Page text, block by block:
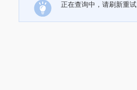
正在查询中，请刷新重试